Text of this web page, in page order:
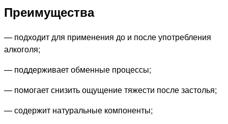
Преимущества
— подходит для применения до и после употребления
алкоголя;
— поддерживает обменные процессы;
— помогает снизить ощущение тяжести после застолья;
— содержит натуральные компоненты;